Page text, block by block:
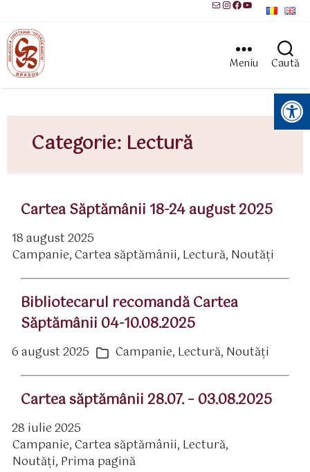
MailInstagram
Facebook
YouTube
Meniu Caută
Instrumente pentru accesibilitate
Categorie: Lectură
Cartea Săptămânii 18-24 august 2025
18 august 2025
Campanie,Cartea săptămânii, Lectură, Noutăți
Bibliotecarul recomandă Cartea
Săptămânii 04-10.08.2025
6 august 2025 Categorii
Campanie, Lectură, Noutăți
Cartea săptămânii 28.07. – 03.08.2025
28 iulie 2025
Campanie,Cartea săptămânii, Lectură,
Noutăți, Prima pagină